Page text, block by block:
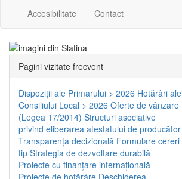
Accesibilitate Contact
Pagini vizitate frecvent
Dispoziţii ale Primarului > 2026 Hotărâri ale
Consiliului Local > 2026 Oferte de vânzare
(Legea 17/2014) Structuri asociative
privind eliberarea atestatului de producător
Transparenţa decizională Formulare cereri
tip Strategia de dezvoltare durabilă
Proiecte cu finanţare internaţională